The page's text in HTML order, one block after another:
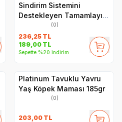
Sindirim Sistemini
Destekleyen Tamamlayıcı
Yavru Köpek Ödül
Maması 100gr
(0)
236,25 TL
189,00 TL
Sepette %20 indirim
Platinum Tavuklu Yavru
Yaş Köpek Maması 185gr
(0)
203,00 TL